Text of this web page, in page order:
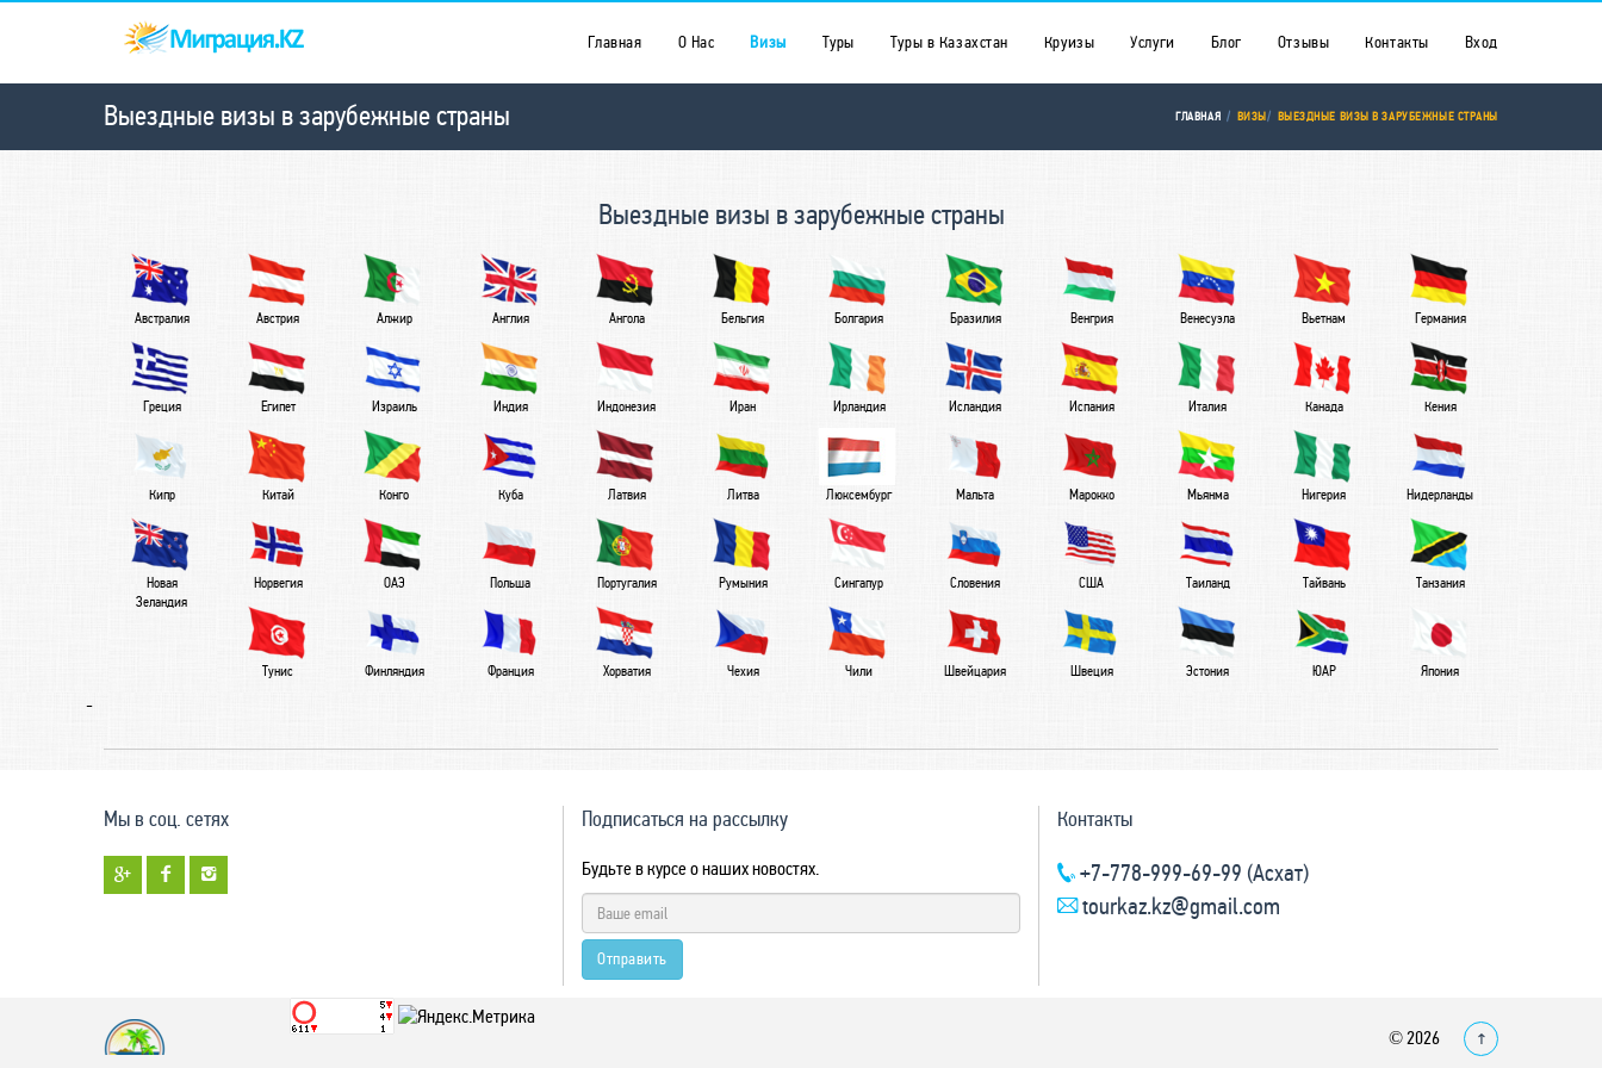
Главная О Нас Визы Туры Туры в Казахстан Круизы Услуги Блог Отзывы Контакты Вход
Выездные визы в зарубежные страны ГЛАВНАЯ ВИЗЫ ВЫЕЗДНЫЕ ВИЗЫ В ЗАРУБЕЖНЫЕ СТРАНЫ
Выездные визы в зарубежные страны
Австралия Австрия Алжир Англия Ангола Бельгия Болгария Бразилия Венгрия Венесуэла Вьетнам Германия
Греция Египет Израиль Индия Индонезия Иран Ирландия Исландия Испания Италия Канада Кения
Кипр Китай Конго Куба Латвия Литва Люксембург Мальта Марокко Мьянма Нигерия Нидерланды
Новая
Зеландия
Норвегия ОАЭ Польша Португалия Румыния Сингапур Словения США Таиланд Тайвань Танзания
Тунис Финляндия Франция Хорватия Чехия Чили Швейцария Швеция Эстония ЮАР Япония
-
Мы в соц. сетях Подписаться на рассылку
Будьте в курсе о наших новостях.
Отправить
Контакты
+7-778-999-69-99 (Асхат)
tourkaz.kz@gmail.com
© 2026